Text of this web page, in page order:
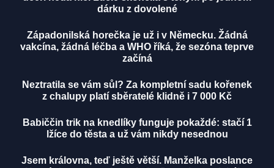
dárku z dovolené
Západonilská horečka je už i v Německu. Žádná
vakcína, žádná léčba a WHO říká, že sezóna teprve
začíná
Neztratila se vám sůl? Za kompletní sadu kořenek
z chalupy platí sběratelé klidně i 7 000 Kč
Babiččin trik na knedlíky funguje pokaždé: stačí 1
lžíce do těsta a už vám nikdy nesednou
Jsem královna, teď ještě větší. Manželka poslance